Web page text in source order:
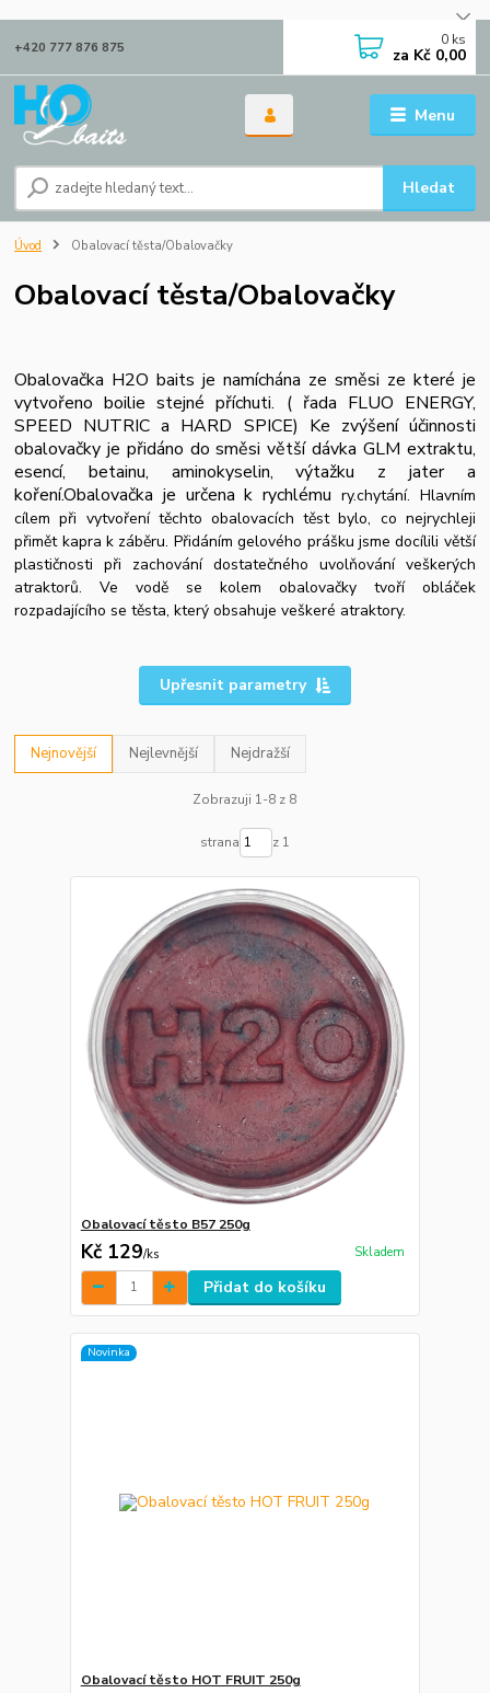
Menu
Hledat
+420 777 876 875 0 ks
za Kč 0,00
Úvod Obalovací těsta/Obalovačky
Obalovací těsta/Obalovačky
Obalovačka H2O baits je namíchána ze směsi ze které je
vytvořeno boilie stejné příchuti. ( řada FLUO ENERGY,
SPEED NUTRIC a HARD SPICE) Ke zvýšení účinnosti
obalovačky je přidáno do směsi větší dávka GLM extraktu,
esencí, betainu, aminokyselin, výtažku z jater a
koření.Obalovačka je určena k rychlémury.chytání. Hlavním
cílem při vytvoření těchto obalovacích těst bylo, co nejrychleji
přimět kapra k záběru. Přidáním gelového prášku jsme docílili větší
plastičnosti při zachování dostatečného uvolňování veškerých
atraktorů. Ve vodě se kolem obalovačky tvoří obláček
rozpadajícího se těsta, který obsahuje veškeré atraktory.
Upřesnit parametry
Nejnovější Nejlevnější Nejdražší
Zobrazuji 1-8 z 8
strana z 1
Obalovací těsto B57 250g
Kč 129/ks Skladem
Přidat do košíku
Novinka
Obalovací těsto HOT FRUIT 250g